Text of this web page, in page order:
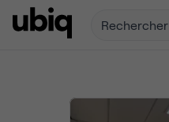
Rechercher